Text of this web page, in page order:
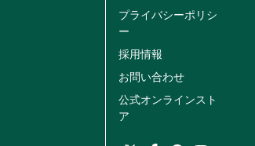
プライバシーポリシ
ー
採用情報
お問い合わせ
公式オンラインスト
ア